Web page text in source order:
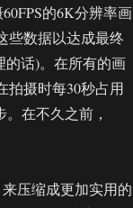
的6K分辨率画
些数据以达成最终
的话)。在所有的画
拍摄时每30秒占用
在不久之前，
压缩成更加实用的